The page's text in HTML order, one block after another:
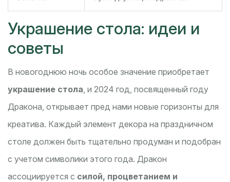
Украшение стола: идеи и
советы
В новогоднюю ночь особое значение приобретает
украшение стола , и 2024 год, посвященный году
Дракона, открывает пред нами новые горизонты для
креатива. Каждый элемент декора на праздничном
столе должен быть тщательно продуман и подобран
с учетом символики этого года. Дракон
ассоциируется с силой, процветанием и